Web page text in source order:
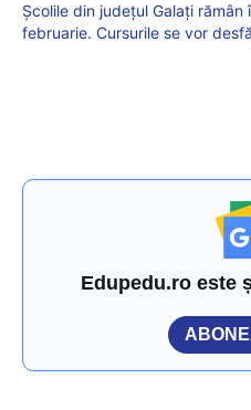
Școlile din județul Galați rămân
februarie. Cursurile se vor
Edupedu.ro este